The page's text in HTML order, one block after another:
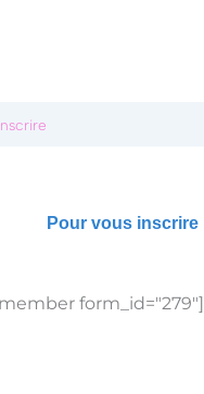
Pour vous inscrire
form_id="279"]